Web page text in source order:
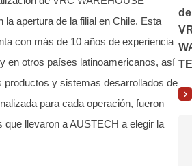
apertura de la filial en Chile. Esta
con más de 10 años de experiencia
en otros países latinoamericanos, así
productos y sistemas desarrollados de
para cada operación, fueron
que llevaron a AUSTECH a elegir la
de